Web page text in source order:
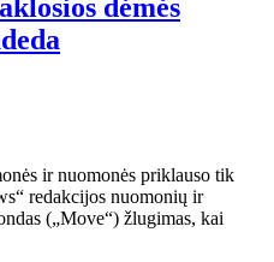
dėmės
ir nuomonės priklauso tik
redakcijos nuomonių ir
(„Move“) žlugimas, kai